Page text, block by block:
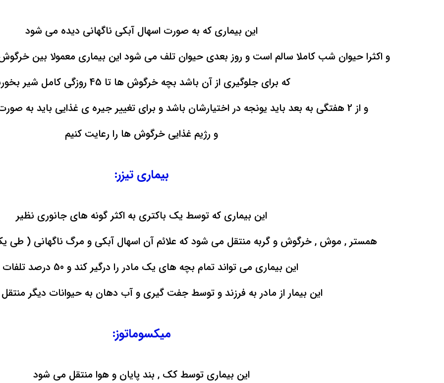
این بیماری که به صورت اسهال آبکی ناگهانی دیده می شود
و اکثرا حیوان شب کاملا سالم است و روز بعدی حیوان تلف می شود این بیماری معمولا بین خرگوش های 1 تا 2 ماه
که برای جلوگیری از آن باشد بچه خرگوش ها تا 45 روزگی کامل شیر بخورند
و از 2 هفتگی به بعد باید یونجه در اختیارشان باشد و برای تغییر جیره ی غذایی باید به صورت تدریجی صورت گیرد
و رژیم غذایی خرگوش ها را رعایت کنیم
بیماری تیزر:
این بیماری که توسط یک باکتری به اکثر گونه های جانوری نظیر
همستر , موش , خرگوش و گربه منتقل می شود که علائم آن اسهال آبکی و مرگ ناگهانی ( طی
این بیماری می تواند تمام بچه های یک مادر را درگیر کند و 50 درصد تلفات دارد
این بیمار از مادر به فرزند و توسط جفت گیری و آب دهان به حیوانات دیگر
میکسوماتوز:
این بیماری توسط کک , بند پایان و هوا منتقل می شود